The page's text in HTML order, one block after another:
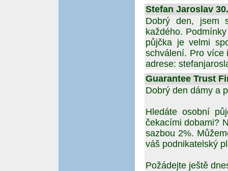
Stefan Jaroslav
Dobrý den, jsem
každého.
půjčka je velmi
schválení. Pro více
adrese:
Guarantee Trust
Dobrý den dámy a
Hledáte osobní
čekacími dobami?
sazbou 2%.
váš podnikatelský
Požádejte ještě